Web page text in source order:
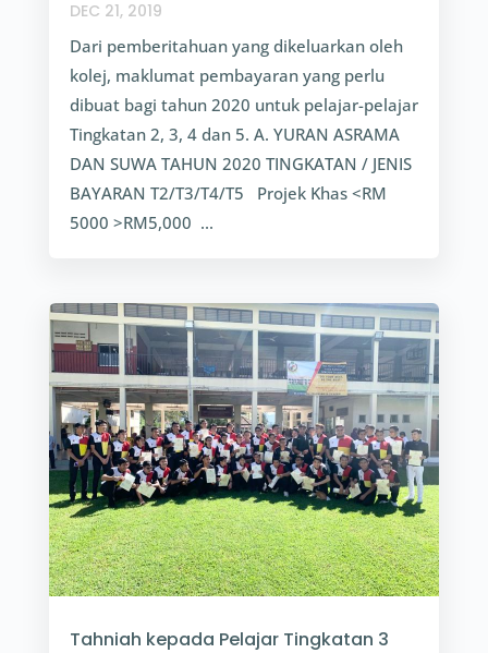
DEC 21, 2019
Dari pemberitahuan yang dikeluarkan oleh
kolej, maklumat pembayaran yang perlu
dibuat bagi tahun 2020 untuk pelajar-pelajar
Tingkatan 2, 3, 4 dan 5. A. YURAN ASRAMA
DAN SUWA TAHUN 2020 TINGKATAN / JENIS
BAYARAN T2/T3/T4/T5 Projek Khas <RM
5000 >RM5,000 ...
Tahniah kepada Pelajar Tingkatan 3